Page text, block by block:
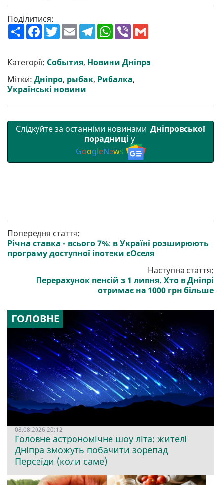
Поділитися:
П
о
р
и
т
и
F
a
b
o
o
k
T
w
t
e
r
E
m
l
T
e
g
r
a
m
W
h
s
A
p
p
V
r l
Категорії: События, Новини Дніпра
Мітки: Дніпро, рыбак, Рибалка,
Українські новини
Слідкуйте за останніми новинами Дніпровської
порадниці у
GoogleNews
Попередня стаття:
Річна ставка - всього 7%: в Україні розширюють
програму доступної іпотеки єОселя
Наступна стаття:
Перерахунок пенсій з 1 липня. Хто в Дніпрі
отримає на 1000 грн більше
ГОЛОВНЕ
08.08.2026 20:12
Головне астрономічне шоу літа: жителі
Дніпра зможуть побачити зорепад
Персеїди (коли саме)